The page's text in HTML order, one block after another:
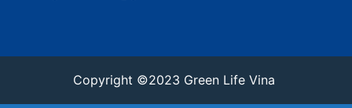
Copyright ©2023 Green Life Vina